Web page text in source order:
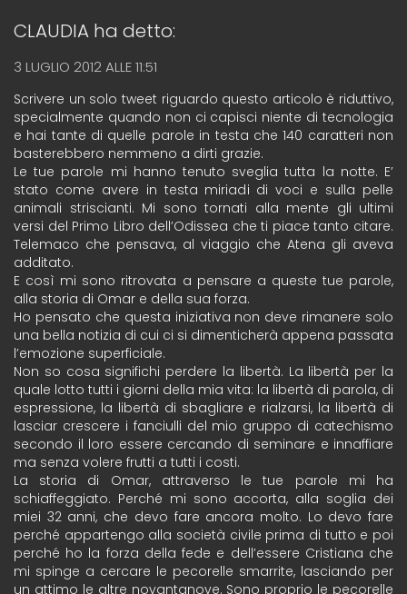
CLAUDIA ha detto:
3 LUGLIO 2012 ALLE 11:51
Scrivere un solo tweet riguardo questo articolo è riduttivo,
specialmente quando non ci capisci niente di tecnologia
e hai tante di quelle parole in testa che 140 caratteri non
basterebbero nemmeno a dirti grazie.
Le tue parole mi hanno tenuto sveglia tutta la notte. E’
stato come avere in testa miriadi di voci e sulla pelle
animali striscianti. Mi sono tornati alla mente gli ultimi
versi del Primo Libro dell’Odissea che ti piace tanto citare.
Telemaco che pensava, al viaggio che Atena gli aveva
additato.
E così mi sono ritrovata a pensare a queste tue parole,
alla storia di Omar e della sua forza.
Ho pensato che questa iniziativa non deve rimanere solo
una bella notizia di cui ci si dimenticherà appena passata
l’emozione superficiale.
Non so cosa significhi perdere la libertà. La libertà per la
quale lotto tutti i giorni della mia vita: la libertà di parola, di
espressione, la libertà di sbagliare e rialzarsi, la libertà di
lasciar crescere i fanciulli del mio gruppo di catechismo
secondo il loro essere cercando di seminare e innaffiare
ma senza volere frutti a tutti i costi.
La storia di Omar, attraverso le tue parole mi ha
schiaffeggiato. Perché mi sono accorta, alla soglia dei
miei 32 anni, che devo fare ancora molto. Lo devo fare
perché appartengo alla società civile prima di tutto e poi
perché ho la forza della fede e dell’essere Cristiana che
mi spinge a cercare le pecorelle smarrite, lasciando per
un attimo le altre novantanove. Sono proprio le pecorelle